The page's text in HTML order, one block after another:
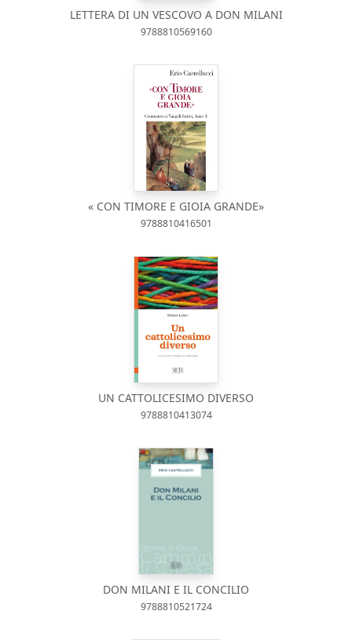
LETTERA DI UN VESCOVO A DON MILANI
9788810569160
« CON TIMORE E GIOIA GRANDE»
9788810416501
UN CATTOLICESIMO DIVERSO
9788810413074
DON MILANI E IL CONCILIO
9788810521724